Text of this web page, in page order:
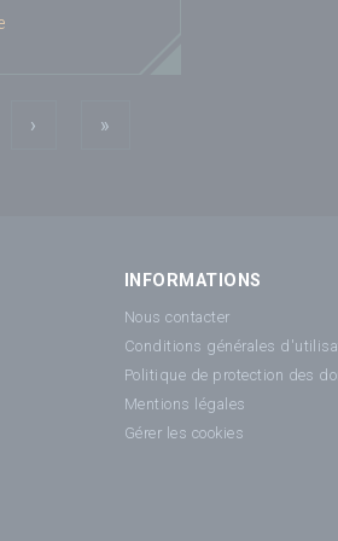
› »
INFORMATIONS
Nous contacter
Conditions générales
Politique de protection des
Mentions légales
Gérer les cookies